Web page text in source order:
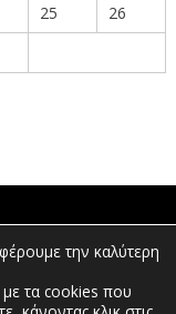
25
26
την καλύτερη
με τα cookies που